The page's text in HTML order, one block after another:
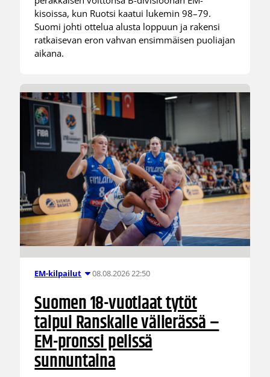
kisoissa, kun Ruotsi kaatui lukemin 98–79.
Suomi johti ottelua alusta loppuun ja rakensi
ratkaisevan eron vahvan ensimmäisen puoliajan
aikana.
EM-kilpailut 08.08.2026 22:50
Suomen 18-vuotiaat tytöt
taipui Ranskalle välierässä –
EM-pronssi pelissä
sunnuntaina